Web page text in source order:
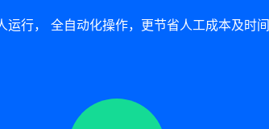
行， 全自动化操作，更节省人工成本及时间